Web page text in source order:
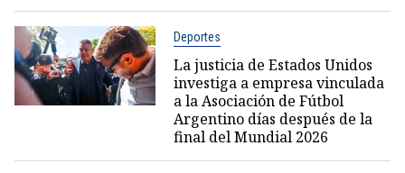
Deportes
La justicia de Estados Unidos
investiga a empresa vinculada
a la Asociación de Fútbol
Argentino días después de la
final del Mundial 2026